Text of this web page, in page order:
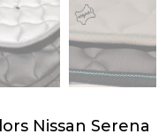
Nissan Serena